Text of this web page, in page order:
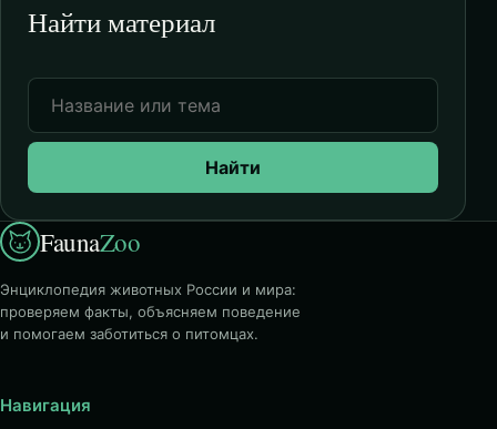
Найти материал
Найти
FaunaZoo
Энциклопедия животных России и мира:
проверяем факты, объясняем поведение
и помогаем заботиться о питомцах.
Навигация